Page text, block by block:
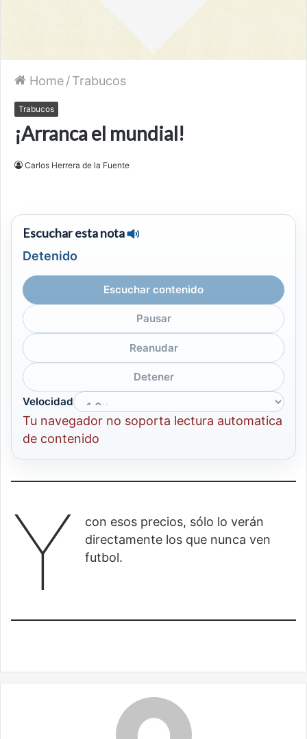
Home/Trabucos
Trabucos
¡Arranca el mundial!
Carlos Herrera de la Fuente
Escuchar esta nota
Detenido
Escuchar contenido
Pausar
Reanudar
Detener
Velocidad
Tu navegador no soporta lectura automatica
de contenido
Y
con esos precios, sólo lo verán
directamente los que nunca ven
futbol.